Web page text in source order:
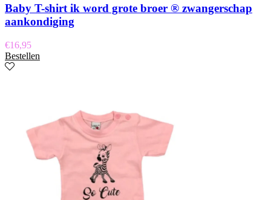
Baby T-shirt ik word grote broer ® zwangerschap
aankondiging
€16,95
Bestellen